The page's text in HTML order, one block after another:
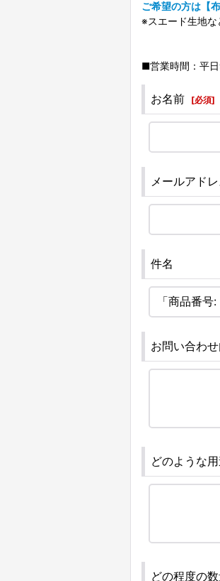
ご希望の方は【
※スエード生地な
■営業時間：平
お名前 [必須]
メールアドレ
件名
お問い合わ
どのような
どの程度の